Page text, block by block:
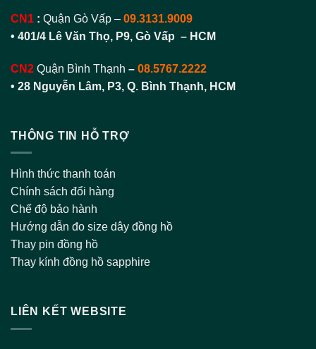
CN1 : Quận Gò Vấp – 09.3131.9009
• 401/4 Lê Văn Thọ, P9, Gò Vấp – HCM
CN2 Quận Bình Thạnh – 08.5767.2222
• 28 Nguyễn Lâm, P3, Q. Bình Thạnh, HCM
THÔNG TIN HỖ TRỢ
Hình thức thanh toán
Chính sách đổi hàng
Chế độ bảo hành
Hướng dẫn đo size dây đồng hồ
Thay pin đồng hồ
Thay kính đồng hồ sapphire
LIÊN KẾT WEBSITE